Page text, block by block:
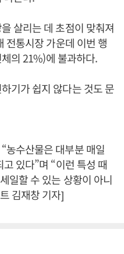
살리는 데 초점이 맞춰져
전통시장 가운데 이번 행
의 21%)에 불과하다.
기가 쉽지 않다는 것도 문
농수산물은 대부분 매일
있다”며 “이런 특성 때
일할 수 있는 상황이 아니
김재창 기자]